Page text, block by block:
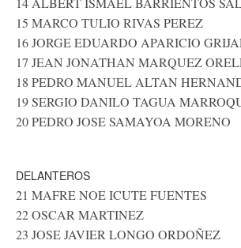
15 MARCO TULIO RIVAS PEREZ
16 JORGE EDUARDO APARICIO
17 JEAN JONATHAN MARQUEZ
18 PEDRO MANUEL ALTAN
19 SERGIO DANILO TAGUA
20 PEDRO JOSE SAMAYOA MORENO
DELANTEROS
21 MAFRE NOE ICUTE FUENTES
22 OSCAR MARTINEZ
23 JOSE JAVIER LONGO ORDOÑEZ